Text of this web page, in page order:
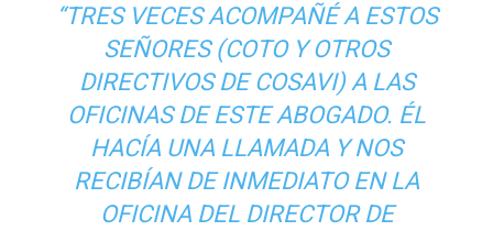
“TRES VECES ACOMPAÑÉ A ESTOS
SEÑORES (COTO Y OTROS
DIRECTIVOS DE COSAVI) A LAS
OFICINAS DE ESTE ABOGADO. ÉL
HACÍA UNA LLAMADA Y NOS
RECIBÍAN DE INMEDIATO EN LA
OFICINA DEL DIRECTOR DE